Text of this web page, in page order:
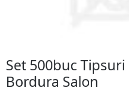
Set 500buc
Bordura Salon